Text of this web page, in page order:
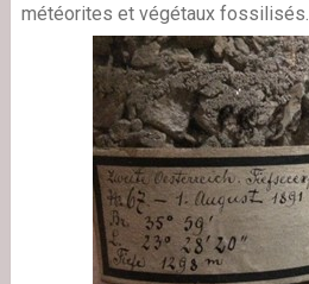
météorites et végétaux fossilisés.